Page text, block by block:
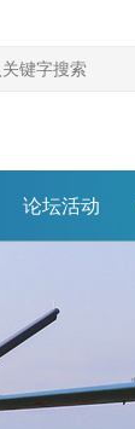
论坛活动